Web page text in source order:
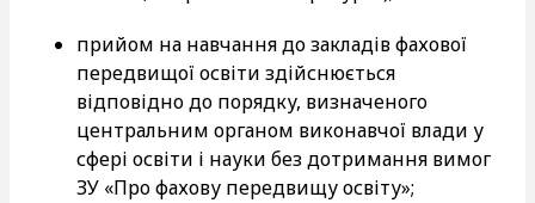
прийом на навчання до закладів фахової
передвищої освіти здійснюється
відповідно до порядку, визначеного
центральним органом виконавчої влади у
сфері освіти і науки без дотримання вимог
ЗУ «Про фахову передвищу освіту»;